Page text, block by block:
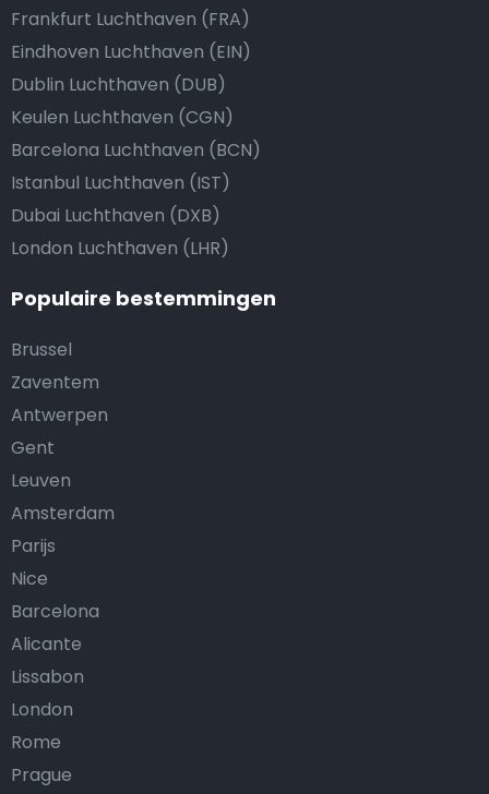
Frankfurt Luchthaven (FRA)
Eindhoven Luchthaven (EIN)
Dublin Luchthaven (DUB)
Keulen Luchthaven (CGN)
Barcelona Luchthaven (BCN)
Istanbul Luchthaven (IST)
Dubai Luchthaven (DXB)
London Luchthaven (LHR)
Populaire bestemmingen
Brussel
Zaventem
Antwerpen
Gent
Leuven
Amsterdam
Parijs
Nice
Barcelona
Alicante
Lissabon
London
Rome
Prague